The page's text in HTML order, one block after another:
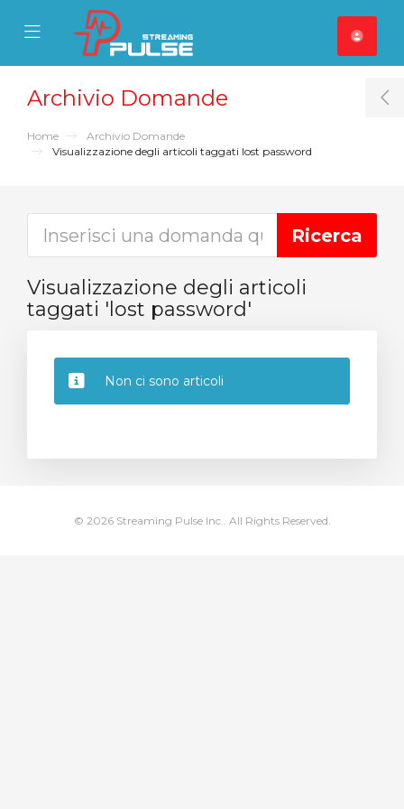
Mobile Menu
Mobile Menu
Archivio Domande
Home
Archivio Domande
Visualizzazione degli articoli taggati lost password
Visualizzazione degli articoli
taggati 'lost password'
Non ci sono articoli
© 2026 Streaming Pulse Inc.. All Rights Reserved.